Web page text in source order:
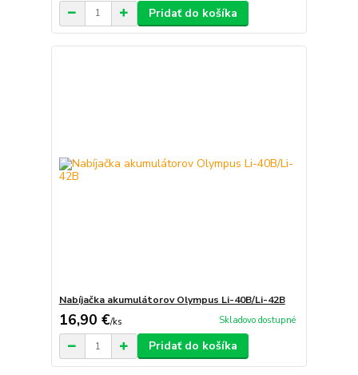
Pridať do košíka
Nabíjačka akumulátorov Olympus Li-40B/Li-42B
16,90 €/ks Skladovo dostupné
Pridať do košíka